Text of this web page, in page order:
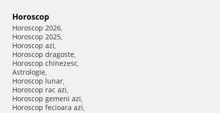
Horoscop
Horoscop 2026,
Horoscop 2025,
Horoscop azi,
Horoscop dragoste,
Horoscop chinezesc,
Astrologie,
Horoscop lunar,
Horoscop rac azi,
Horoscop gemeni azi,
Horoscop fecioara azi,